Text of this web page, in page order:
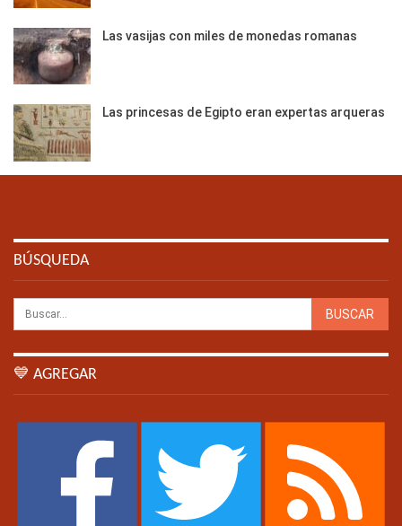
Las vasijas con miles de monedas romanas
Las princesas de Egipto eran expertas arqueras
BÚSQUEDA
💙 AGREGAR